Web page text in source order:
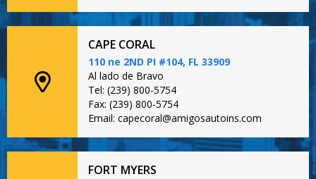
CAPE CORAL
110 ne 2ND PI #104, FL 33909
Al lado de Bravo
Tel: (239) 800-5754
Fax: (239) 800-5754
Email: capecoral@amigosautoins.com
FORT MYERS